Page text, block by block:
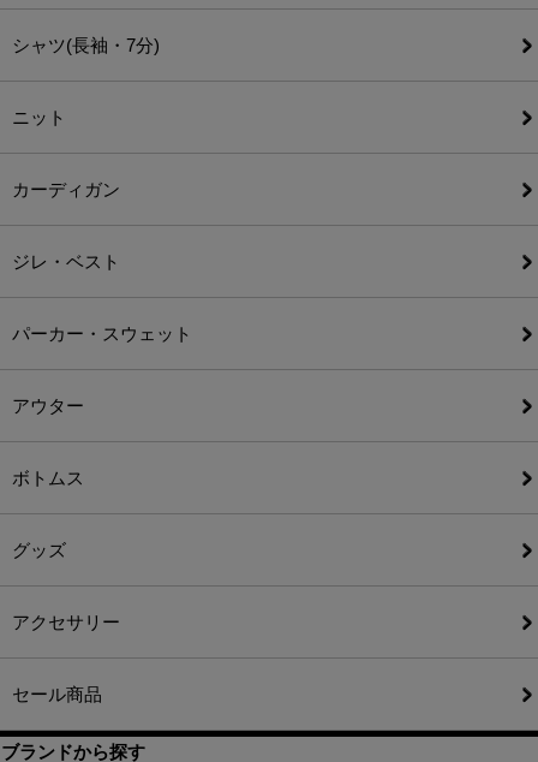
シャツ(長袖・7分)
ニット
カーディガン
ジレ・ベスト
パーカー・スウェット
アウター
ボトムス
グッズ
アクセサリー
セール商品
ブランドから探す